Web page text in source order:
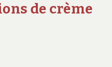
de crème